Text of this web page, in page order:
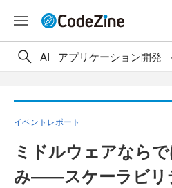
AI アプリケーション開発
イベントレポート
ミドルウェアなら
み――スケーラビリ